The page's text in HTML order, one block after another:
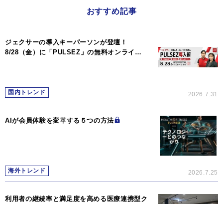
おすすめ記事
ジェクサーの導入キーパーソンが登壇！
8/28（金）に「PULSEZ」の無料オンライ…
国内トレンド 2026.7.31
AIが会員体験を変革する５つの方法
海外トレンド 2026.7.25
利用者の継続率と満足度を高める医療連携型ク